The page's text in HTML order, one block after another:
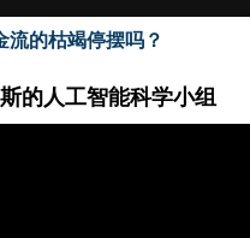
流的枯竭停摆吗？
的人工智能科学小组